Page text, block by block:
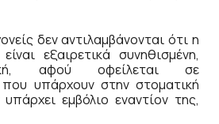
δεν αντιλαμβάνονται ότι η
εξαιρετικά συνηθισμένη,
αφού οφείλεται σε
που υπάρχουν στην στοματική
εμβόλιο εναντίον της,